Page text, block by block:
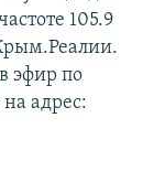
105.9
эфир по
адрес: